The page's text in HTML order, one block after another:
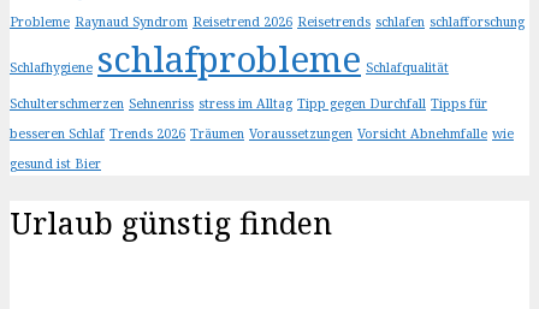
Probleme Raynaud Syndrom Reisetrend 2026 Reisetrends schlafen schlafforschung
Schlafhygiene schlafprobleme Schlafqualität
Schulterschmerzen Sehnenriss stress im Alltag Tipp gegen Durchfall Tipps für
besseren Schlaf Trends 2026 Träumen Voraussetzungen Vorsicht Abnehmfalle wie
gesund ist Bier
Urlaub günstig finden